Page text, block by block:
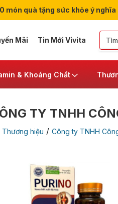
món quà tặng sức khỏe ý
Mãi Tin Mới Vivita
& Khoáng Chất
TY TNHH
Thương hiệu / Công ty TNHH